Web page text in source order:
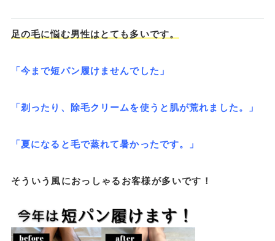
足の毛に悩む男性はとても多いです。
「今まで短パン履けませんでした」
「剃ったり、除毛クリームを使うと肌が荒れました。」
「夏になると毛で蒸れて暑かったです。」
そういう風におっしゃるお客様が多いです！